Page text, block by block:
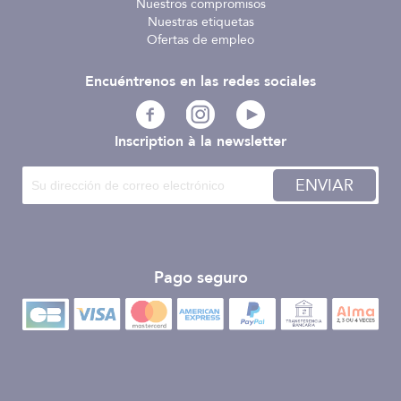
Nuestros compromisos
Nuestras etiquetas
Ofertas de empleo
Inscription à la newsletter
ENVIAR
Pago seguro
Encuéntrenos en las redes sociales